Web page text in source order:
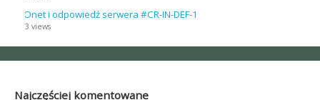
Onet i odpowiedź serwera #CR-IN-DEF-1
3 views
Najczęściej komentowane